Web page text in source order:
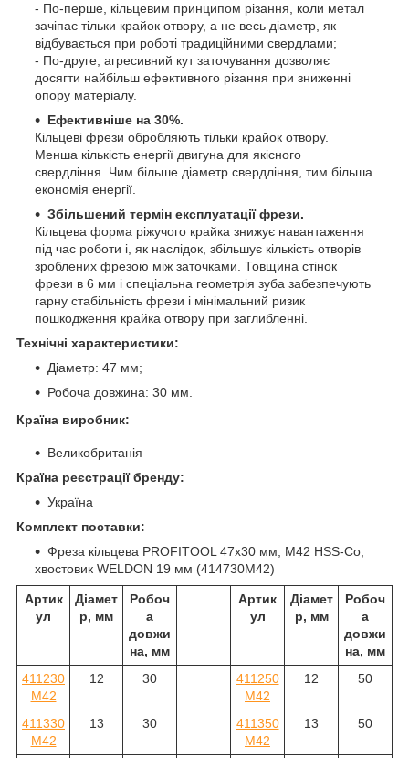
- По-перше, кільцевим принципом різання, коли метал
зачіпає тільки крайок отвору, а не весь діаметр, як
відбувається при роботі традиційними свердлами;
- По-друге, агресивний кут заточування дозволяє
досягти найбільш ефективного різання при зниженні
опору матеріалу.
Eфективніше на 30%.
Кільцеві фрези обробляють тільки крайок отвору.
Менша кількість енергії двигуна для якісного
свердління. Чим більше діаметр свердління, тим більша
економія енергії.
Збільшений термін експлуатації фрези.
Кільцева форма ріжучого крайка знижує навантаження
під час роботи і, як наслідок, збільшує кількість отворів
зроблених фрезою між заточками. Товщина стінок
фрези в 6 мм і спеціальна геометрія зуба забезпечують
гарну стабільність фрези і мінімальний ризик
пошкодження крайка отвору при заглибленні.
Технічні характеристики:
Діаметр: 47 мм;
Робоча довжина: 30 мм.
Країна виробник:
Великобританія
Країна реєстрації бренду:
Україна
Комплект поставки:
Фреза кільцева PROFITOOL 47х30 мм, M42 HSS-Co,
хвостовик WELDON 19 мм (414730M42)
Артик
ул
Діамет
р, мм
Робоч
а
довжи
на, мм
Артик
ул
Діамет
р, мм
Робоч
а
довжи
на, мм
411230
M42
12 30
411250
M42
12 50
411330
M42
13 30
411350
M42
13 50